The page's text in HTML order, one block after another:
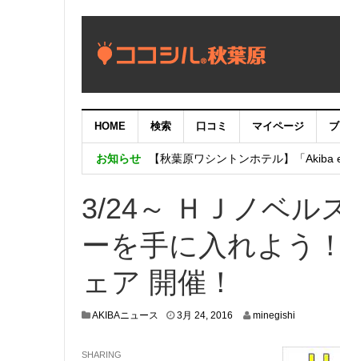
HOME 検索 口コミ マイページ
お知らせ
【重要：9月5日（火）22時】ココシ
【秋葉原ワシントンホテル】「
3/24～ ＨＪノベル
ーを手に入れよう
ェア 開催！
AKIBAニュース 3月 24, 2016 minegishi
SHARING